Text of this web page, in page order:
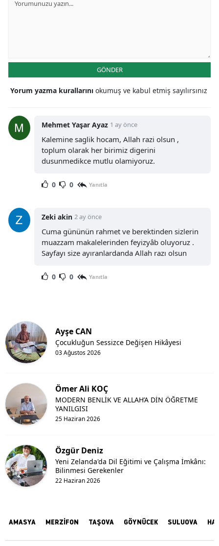
GÖNDER
Yorum yazma kurallarını okumuş ve kabul etmiş sayılırsınız
Mehmet Yaşar Ayaz 1 ay önce
Kalemine saglik hocam, Allah razi olsun ,
toplum olarak her birimiz digerini
dusunmedikce mutlu olamiyoruz.
0 0 Yanıtla
Zeki akin 2 ay önce
Cuma gününün rahmet ve berektinden sizlerin
muazzam makalelerinden feyizyâb oluyoruz .
Sayfayı size ayıranlardanda Allah razı olsun
0 0 Yanıtla
Ayşe CAN
03 Ağustos 2026
Çocukluğun Sessizce Değişen Hikâyesi
Ömer Ali KOÇ
25 Haziran 2026
MODERN BENLİK VE ALLAH’A DİN ÖĞRETME
YANILGISI
Özgür Deniz
22 Haziran 2026
Yeni Zelanda'da Dil Eğitimi ve Çalışma İmkânı:
Bilinmesi Gerekenler
AMASYA MERZİFON TAŞOVA GÖYNÜCEK SULUOVA